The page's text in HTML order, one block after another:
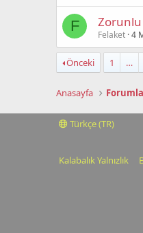
F Zorunlu
Felaket 4
Önceki 1 …
Anasayfa
Türkçe (TR)
Kalabalık Yalnızlık